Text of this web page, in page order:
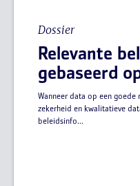
Dossier
Relevante
gebaseerd
Wanneer data op een
zekerheid en kwalitatieve
beleidsinfo...